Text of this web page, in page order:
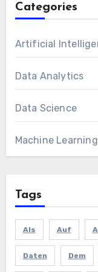
Categories
Artificial
Data Analytics
Data Science
Machine Learning
Tags
Als Auf
Daten Dem